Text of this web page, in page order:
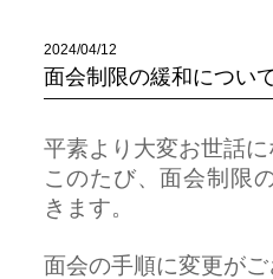
2024/04/12
面会制限の緩和につい
平素より大変お世話に
このたび、面会制限
きます。
面会の手順に変更がご